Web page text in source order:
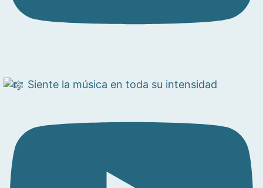
Siente la música en toda su intensidad